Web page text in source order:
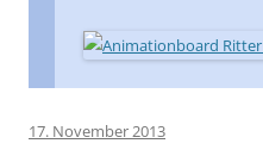
17. November 2013